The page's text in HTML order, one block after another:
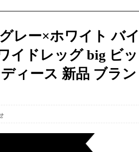
レー×ホワイト バ
イドレッグ big ビ
ィース 新品 ブラ